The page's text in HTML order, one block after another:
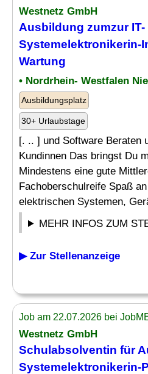
Westnetz GmbH
Ausbildung zumzur IT-
Systemelektronikerin-
Wartung
• Nordrhein- Westfalen
Ausbildungsplatz
30+ Urlaubstage
[. .. ] und Software Beraten
Kundinnen Das bringst Du
Mindestens eine gute
Fachoberschulreife Spaß
elektrischen Systemen,
MEHR INFOS ZUM
▶ Zur Stellenanzeige
Job am 22.07.2026 bei
Westnetz GmbH
Schulabsolventin für
Systemelektronikerin-